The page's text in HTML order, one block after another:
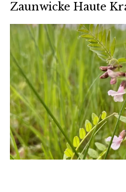
Zaunwicke Haute